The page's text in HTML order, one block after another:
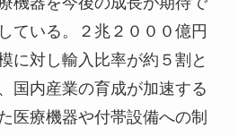
ている。２兆２０００億円
に対し輸入比率が約５割と
国内産業の育成が加速する
医療機器や付帯設備への制